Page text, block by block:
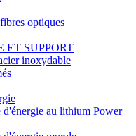
optiques
ET SUPPORT
inoxydable
d'énergie au lithium Power